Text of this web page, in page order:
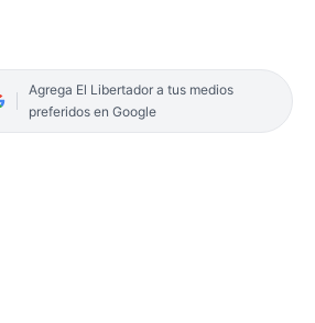
Agrega El Libertador a tus medios
preferidos en Google